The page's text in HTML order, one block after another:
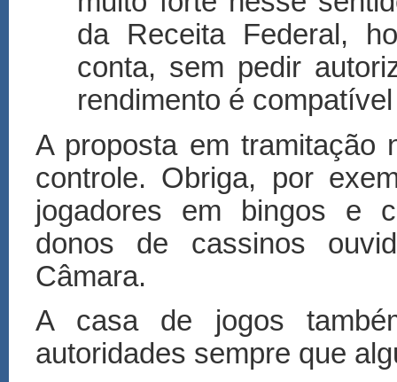
da Receita Federal,
conta, sem pedir
rendimento é
A proposta em tramitação
controle. Obriga, por
jogadores em bingos e
donos de cassinos
Câmara.
A casa de jogos
autoridades sempre que